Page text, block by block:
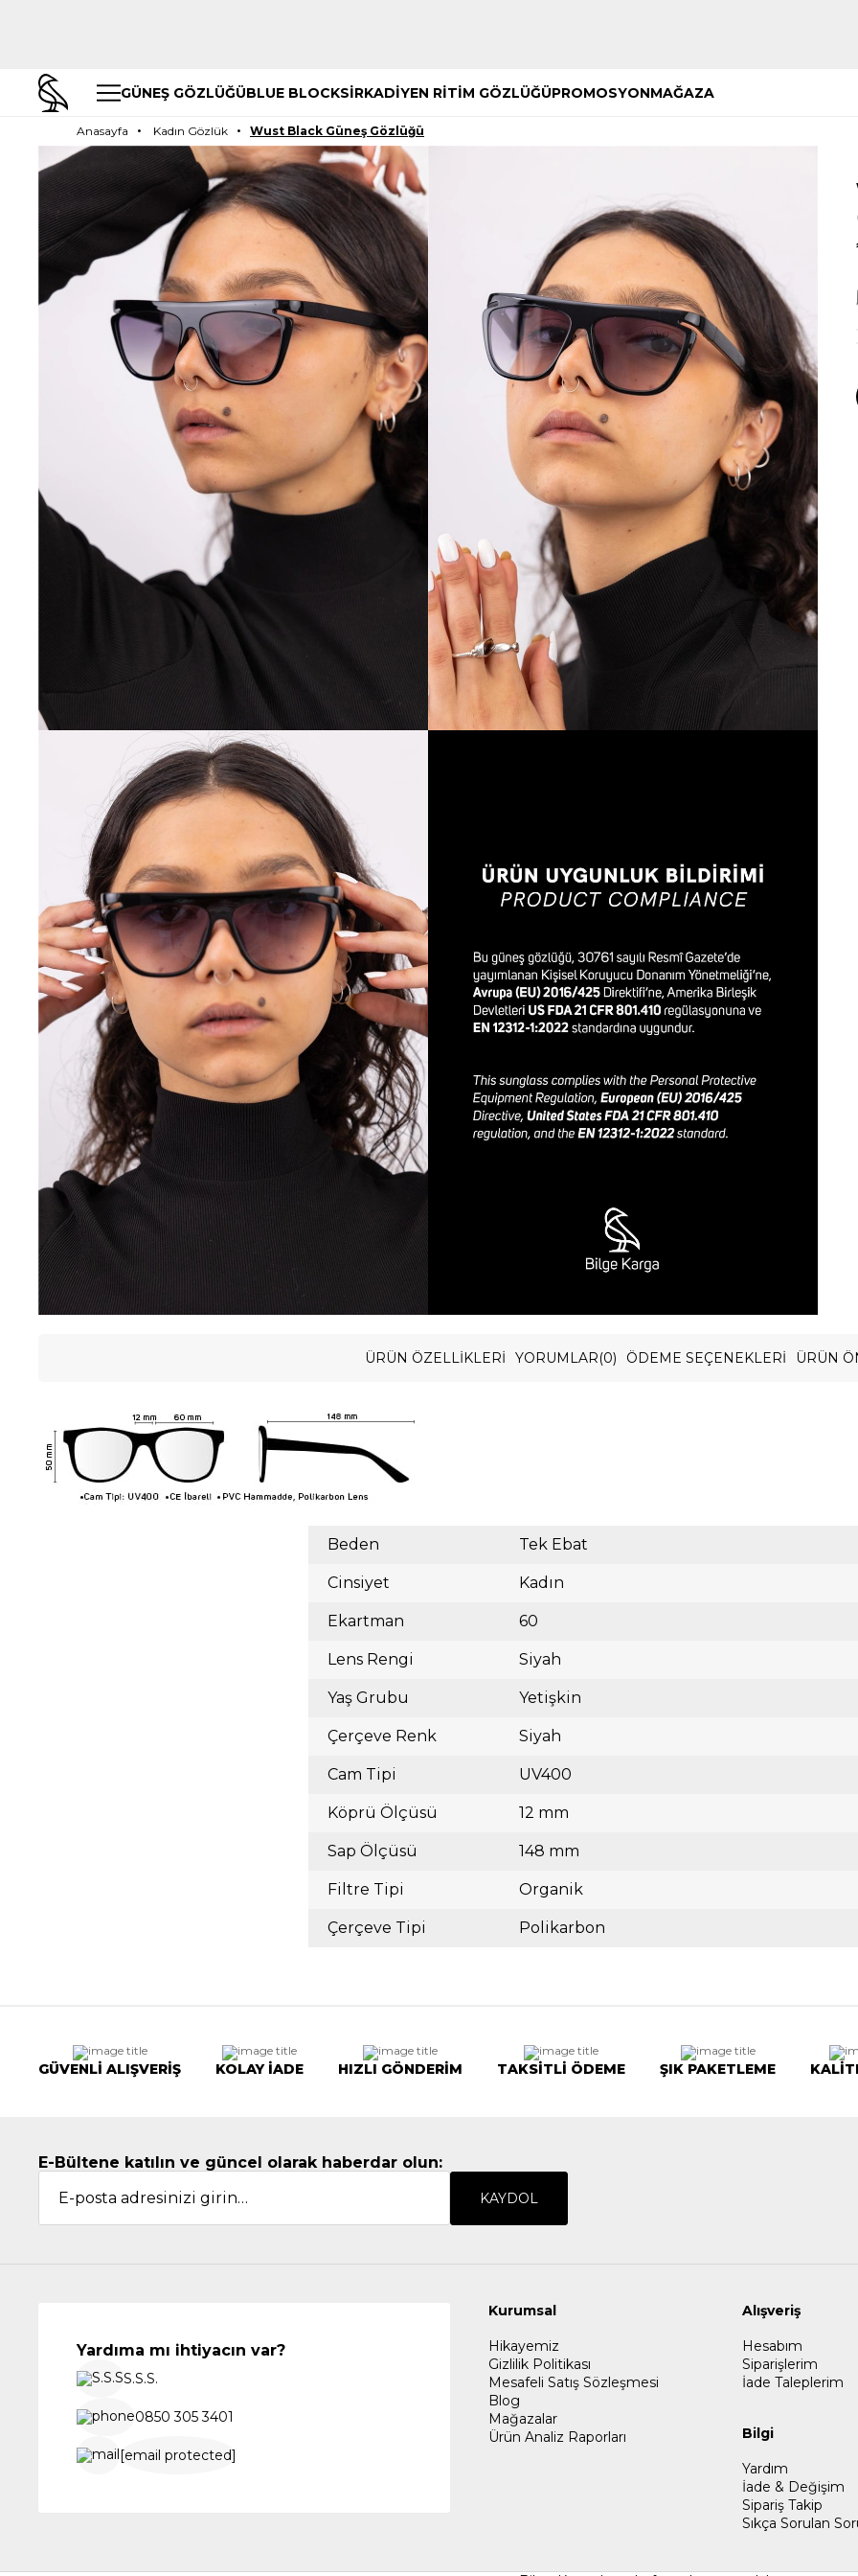
GÜNEŞ GÖZLÜĞÜBLUE BLOCKSİRKADİYEN RİTİM GÖZLÜĞÜPROMOSYONMAĞAZA
Anasayfa Kadın Gözlük Wust Black Güneş Gözlüğü
ÜRÜN ÖZELLIKLERI YORUMLAR(0) ÖDEME SEÇENEKLERI ÜRÜN
Beden Tek Ebat
Cinsiyet Kadın
Ekartman 60
Lens Rengi Siyah
Yaş Grubu Yetişkin
Çerçeve Renk Siyah
Cam Tipi UV400
Köprü Ölçüsü 12 mm
Sap Ölçüsü 148 mm
Filtre Tipi Organik
Çerçeve Tipi Polikarbon
GÜVENLİ ALIŞVERİŞ KOLAY İADE HIZLI GÖNDERİM TAKSİTLİ ÖDEME ŞIK PAKETLEME
E-Bültene katılın ve güncel olarak haberdar olun:
KAYDOL
Yardıma mı ihtiyacın var?
S.S.S.
0850 305 3401
[email protected]
Kurumsal
Hikayemiz
Gizlilik Politikası
Mesafeli Satış Sözleşmesi
Blog
Mağazalar
Ürün Analiz Raporları
Alışveriş
Hesabım
Siparişlerim
İade Taleplerim
Bilgi
Yardım
İade & Değişim
Sipariş Takip
Sıkça Sorulan